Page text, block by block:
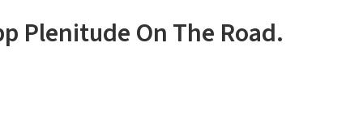
Plenitude On The Road.